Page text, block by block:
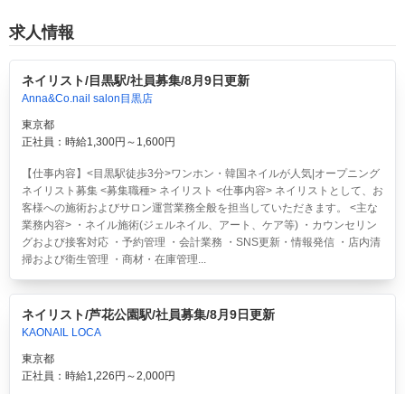
求人情報
ネイリスト/目黒駅/社員募集/8月9日更新
Anna&Co.nail salon目黒店
東京都
正社員：時給1,300円～1,600円
【仕事内容】<目黒駅徒歩3分>ワンホン・韓国ネイルが人気|オープニング
ネイリスト募集 <募集職種> ネイリスト <仕事内容> ネイリストとして、お
客様への施術およびサロン運営業務全般を担当していただきます。 <主な
業務内容> ・ネイル施術(ジェルネイル、アート、ケア等) ・カウンセリン
グおよび接客対応 ・予約管理 ・会計業務 ・SNS更新・情報発信 ・店内清
掃および衛生管理 ・商材・在庫管理...
ネイリスト/芦花公園駅/社員募集/8月9日更新
KAONAIL LOCA
東京都
正社員：時給1,226円～2,000円